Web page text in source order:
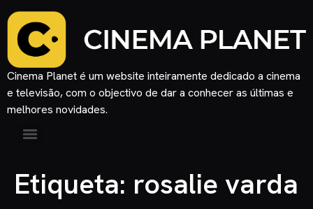
Cinema Planet é um website inteiramente dedicado a cinema
e televisão, com o objectivo de dar a conhecer as últimas e
melhores novidades.
Etiqueta: rosalie varda